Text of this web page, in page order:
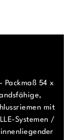
Packmaß 54 x
mit
Systemen /